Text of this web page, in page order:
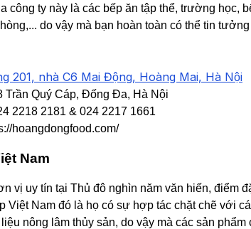
công ty này là các bếp ăn tập thể, trường học,
do vậy mà bạn hoàn toàn có thể tin
201, nhà C6 Mai Động, Hoàng Mai, Hà Nội
Trần Quý Cáp, Đống Đa, Hà Nội
2218 2181 & 024 2217 1661
hoangdongfood.com/
Nam
vị uy tín tại Thủ đô nghìn năm văn hiến, điểm
Việt Nam đó là họ có sự hợp tác chặt chẽ với
nông lâm thủy sản, do vậy mà các sản phẩm